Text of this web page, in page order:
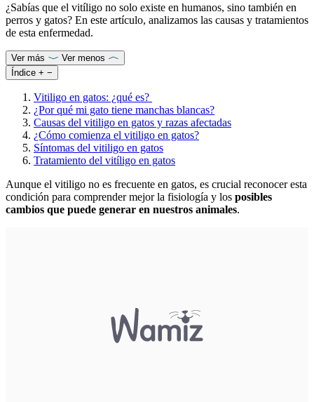
¿Sabías que el vitíligo no solo existe en humanos, sino también en
perros y gatos? En este artículo, analizamos las causas y tratamientos
de esta enfermedad.
Ver más
Ver menos
Índice + −
Vitiligo en gatos: ¿qué es?
¿Por qué mi gato tiene manchas blancas?
Causas del vitiligo en gatos y razas afectadas
¿Cómo comienza el vitiligo en gatos?
Síntomas del vitiligo en gatos
Tratamiento del vitíligo en gatos
Aunque el vitiligo no es frecuente en gatos, es crucial reconocer esta
condición para comprender mejor la fisiología y los posibles
cambios que puede generar en nuestros animales.